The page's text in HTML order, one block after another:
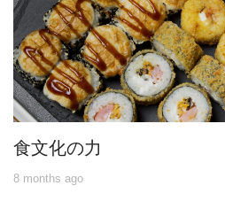
食文化の力
8 months ago